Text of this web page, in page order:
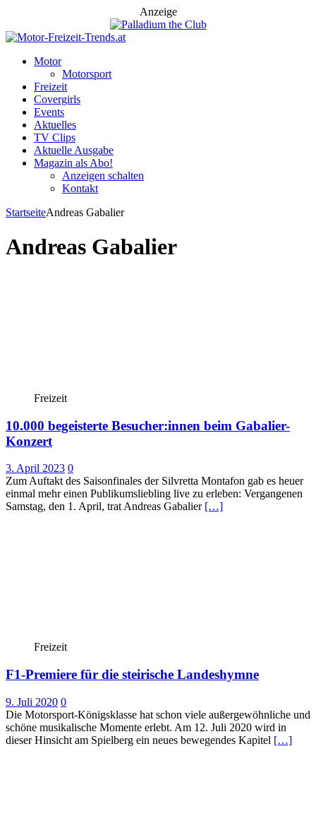
Anzeige
Motor
Motorsport
Freizeit
Covergirls
Events
Aktuelles
TV Clips
Aktuelle Ausgabe
Magazin als Abo!
Anzeigen schalten
Kontakt
StartseiteAndreas Gabalier
Andreas Gabalier
Freizeit
10.000 begeisterte Besucher:innen beim Gabalier-
Konzert
3. April 2023 0
Zum Auftakt des Saisonfinales der Silvretta Montafon gab es heuer
einmal mehr einen Publikumsliebling live zu erleben: Vergangenen
Samstag, den 1. April, trat Andreas Gabalier […]
Freizeit
F1-Premiere für die steirische Landeshymne
9. Juli 2020 0
Die Motorsport-Königsklasse hat schon viele außergewöhnliche und
schöne musikalische Momente erlebt. Am 12. Juli 2020 wird in
dieser Hinsicht am Spielberg ein neues bewegendes Kapitel […]